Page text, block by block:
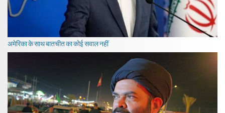
अमेरिका के साथ बातचीत का कोई सवाल नहीं